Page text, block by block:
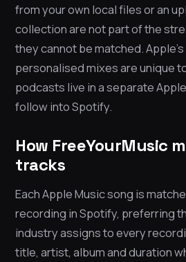
from your own local files or an
collection are not part of the
they cannot be matched.
personalised mixes are unique
podcasts live in a separate
follow into Spotify.
How FreeYourMusic
tracks
Each Apple Music song is
recording in Spotify, preferring
industry assigns to every
title, artist, album and duration